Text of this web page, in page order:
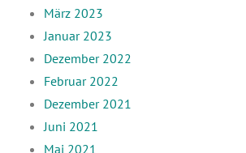
März 2023
Januar 2023
Dezember 2022
Februar 2022
Dezember 2021
Juni 2021
Mai 2021